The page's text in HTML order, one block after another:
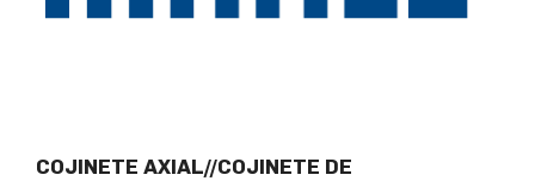
COJINETE AXIAL//COJINETE DE